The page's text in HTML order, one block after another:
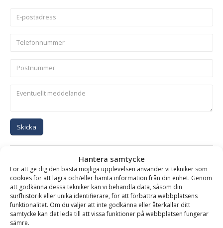
Hantera samtycke
För att ge dig den bästa möjliga upplevelsen använder vi tekniker som
cookies för att lagra och/eller hämta information från din enhet. Genom
att godkänna dessa tekniker kan vi behandla data, såsom din
surfhistorik eller unika identifierare, för att förbättra webbplatsens
funktionalitet. Om du väljer att inte godkänna eller återkallar ditt
samtycke kan det leda till att vissa funktioner på webbplatsen fungerar
sämre.
Skicka
Se alla produkter inom samma kategori
Hydraulhammare
BESKRIVNING